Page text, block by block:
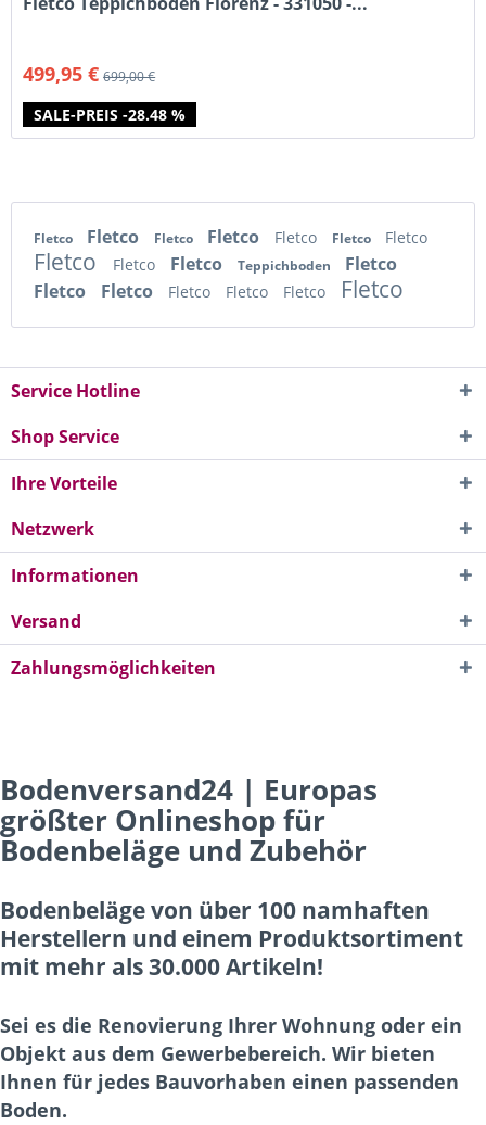
SALE-PREIS -28.48 %
499,95 € 699,00 €
Fletco Fletco Fletco Fletco Fletco Fletco Fletco
Fletco Fletco Fletco Teppichboden
Fletco
Fletco
Fletco Fletco Fletco Fletco Fletco
Service Hotline
Shop Service
Ihre Vorteile
Netzwerk
Informationen
Versand
Zahlungsmöglichkeiten
Bodenversand24 | Europas
größter Onlineshop für
Bodenbeläge und Zubehör
Bodenbeläge von über 100 namhaften
Herstellern und einem Produktsortiment
mit mehr als 30.000 Artikeln!
Sei es die Renovierung Ihrer Wohnung oder ein
Objekt aus dem Gewerbebereich. Wir bieten
Ihnen für jedes Bauvorhaben einen passenden
Boden.